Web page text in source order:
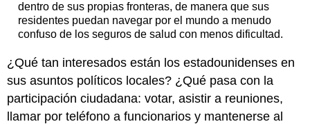
dentro de sus propias fronteras, de manera que sus
residentes puedan navegar por el mundo a menudo
confuso de los seguros de salud con menos dificultad.
¿Qué tan interesados están los estadounidenses en
sus asuntos políticos locales? ¿Qué pasa con la
participación ciudadana: votar, asistir a reuniones,
llamar por teléfono a funcionarios y mantenerse al